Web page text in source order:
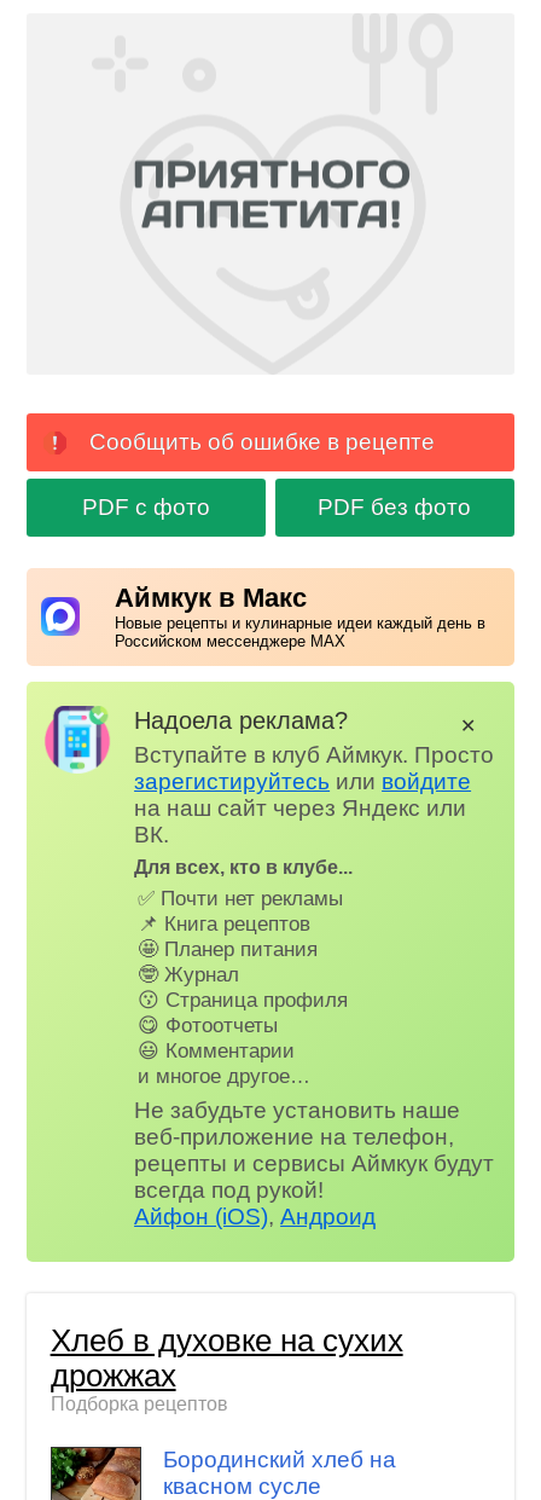
Сообщить об ошибке в рецепте
PDF с фото PDF без фото
Аймкук в Макс
Новые рецепты и кулинарные идеи каждый день в
Российском мессенджере MAX
Надоела реклама?
Вступайте в клуб Аймкук. Просто
зарегистируйтесь или войдите
на наш сайт через Яндекс или
ВК.
Для всех, кто в клубе...
✅ Почти нет рекламы
📌 Книга рецептов
🤩 Планер питания
🤓 Журнал
😗 Страница профиля
😋 Фотоотчеты
😃 Комментарии
и многое другое…
Не забудьте установить наше
веб-приложение на телефон,
рецепты и сервисы Аймкук будут
всегда под рукой!
Айфон (iOS),Андроид
✕
Хлеб в духовке на сухих
дрожжах
Подборка рецептов
Бородинский хлеб на
квасном сусле